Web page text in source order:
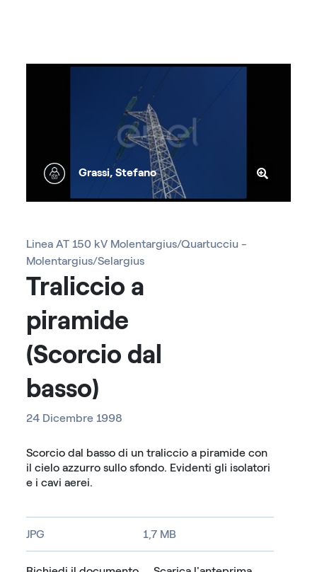
Grassi, Stefano
Linea AT 150 kV Molentargius/Quartucciu -
Molentargius/Selargius
Traliccio a
piramide
(Scorcio dal
basso)
24 Dicembre 1998
Scorcio dal basso di un traliccio a piramide con
il cielo azzurro sullo sfondo. Evidenti gli isolatori
e i cavi aerei.
JPG 1,7 MB